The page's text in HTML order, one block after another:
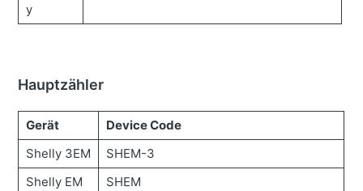
y
Hauptzähler
Gerät
Device Code
Shelly 3EM
SHEM-3
Shelly EM
SHEM